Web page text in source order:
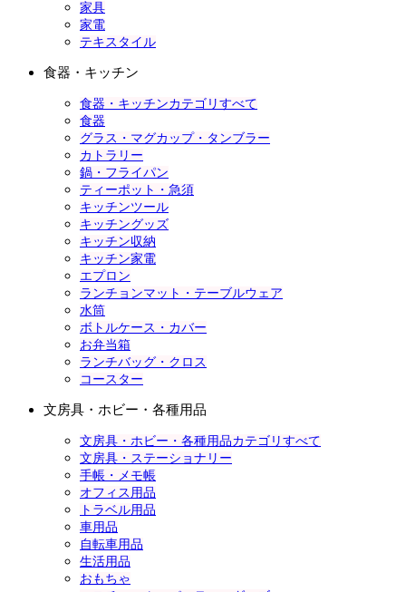
家具
家電
テキスタイル
食器・キッチン
食器・キッチンカテゴリすべて
食器
グラス・マグカップ・タンブラー
カトラリー
鍋・フライパン
ティーポット・急須
キッチンツール
キッチングッズ
キッチン収納
キッチン家電
エプロン
ランチョンマット・テーブルウェア
水筒
ボトルケース・カバー
お弁当箱
ランチバッグ・クロス
コースター
文房具・ホビー・各種用品
文房具・ホビー・各種用品カテゴリすべて
文房具・ステーショナリー
手帳・メモ帳
オフィス用品
トラベル用品
車用品
自転車用品
生活用品
おもちゃ